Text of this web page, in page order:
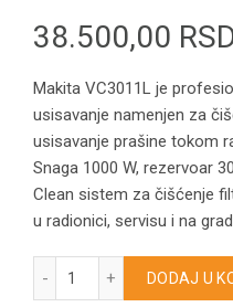
38.500,00
Makita VC3011L je
usisavanje namenjen za
usisavanje prašine tokom
Snaga 1000 W, rezervoar
Clean sistem za čišćenje
u radionici, servisu i na
DODAJ U